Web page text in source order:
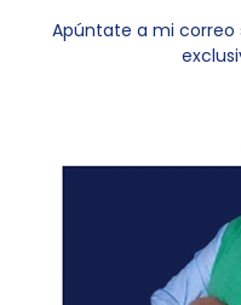
Apúntate a mi